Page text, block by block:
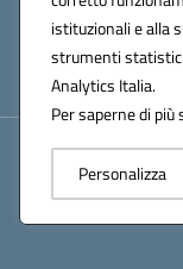
istituzionali e alla
strumenti
Analytics Italia.
Per saperne di
Personalizza